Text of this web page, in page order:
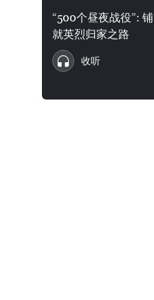
“500个昼夜战役”: 铺
就英烈归家之路
收听